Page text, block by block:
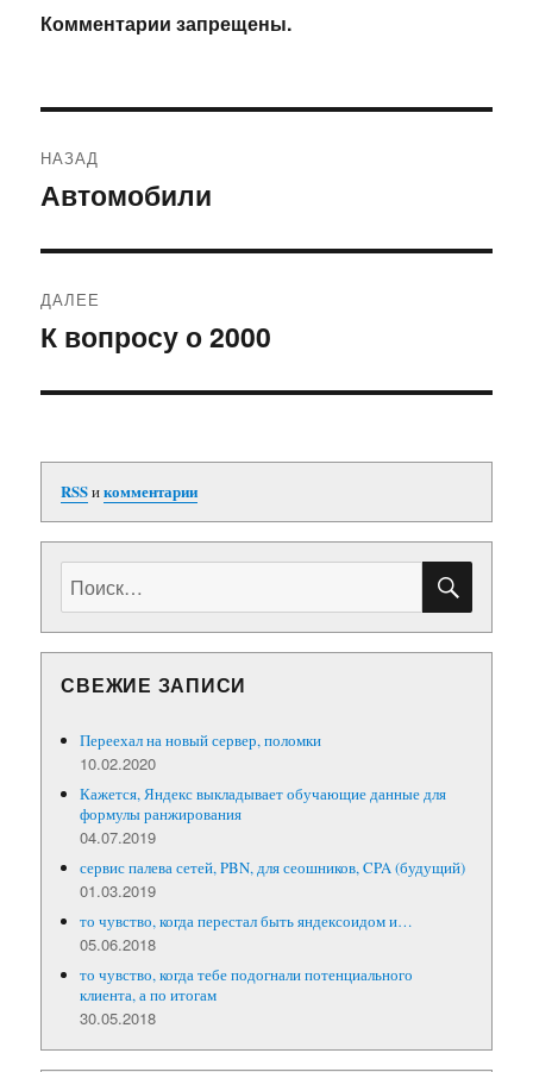
Комментарии запрещены.
по
НАЗАД
Предыдущая
Автомобили
ДАЛЕЕ
Следующая
К вопросу о 2000
RSSикомментарии
СВЕЖИЕ ЗАПИСИ
Переехал на новый сервер, поломки
10.02.2020
Кажется, Яндекс выкладывает обучающие данные для
формулы ранжирования
04.07.2019
сервис палева сетей, PBN, для сеошников, CPA (будущий)
01.03.2019
то чувство, когда перестал быть яндексоидом и…
05.06.2018
то чувство, когда тебе подогнали потенциального
клиента, а по итогам
30.05.2018